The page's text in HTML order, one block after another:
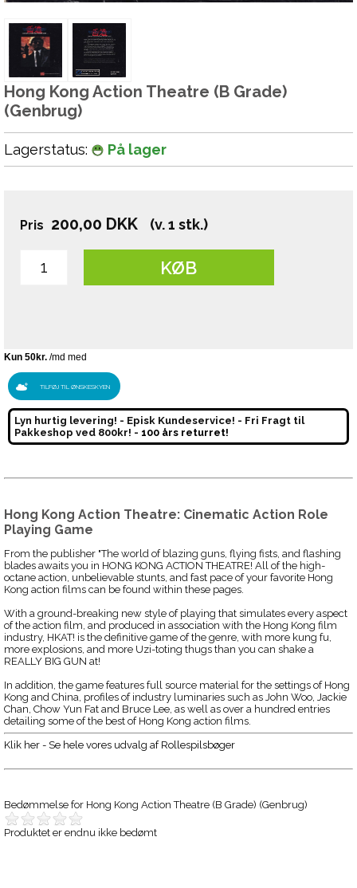
Hong Kong Action Theatre (B Grade)
(Genbrug)
Lagerstatus: På lager
Pris 200,00 DKK (v. 1 stk.)
KØB
TILFØJ TIL ØNSKESKYEN
Lyn hurtig levering! - Episk Kundeservice! - Fri Fragt til
Pakkeshop ved 800kr! - 100 års returret!
Hong Kong Action Theatre: Cinematic Action Role
Playing Game
From the publisher "The world of blazing guns, flying fists, and flashing
blades awaits you in HONG KONG ACTION THEATRE! All of the high-
octane action, unbelievable stunts, and fast pace of your favorite Hong
Kong action films can be found within these pages.
With a ground-breaking new style of playing that simulates every aspect
of the action film, and produced in association with the Hong Kong film
industry, HKAT! is the definitive game of the genre, with more kung fu,
more explosions, and more Uzi-toting thugs than you can shake a
REALLY BIG GUN at!
In addition, the game features full source material for the settings of Hong
Kong and China, profiles of industry luminaries such as John Woo, Jackie
Chan, Chow Yun Fat and Bruce Lee, as well as over a hundred entries
detailing some of the best of Hong Kong action films.
Klik her - Se hele vores udvalg af Rollespilsbøger
Bedømmelse for Hong Kong Action Theatre (B Grade) (Genbrug)
Produktet er endnu ikke bedømt